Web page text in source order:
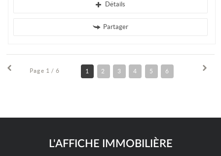
Détails
Partager
Page 1 / 6 1 2 3 4 5 6
L'AFFICHE IMMOBILIÈRE